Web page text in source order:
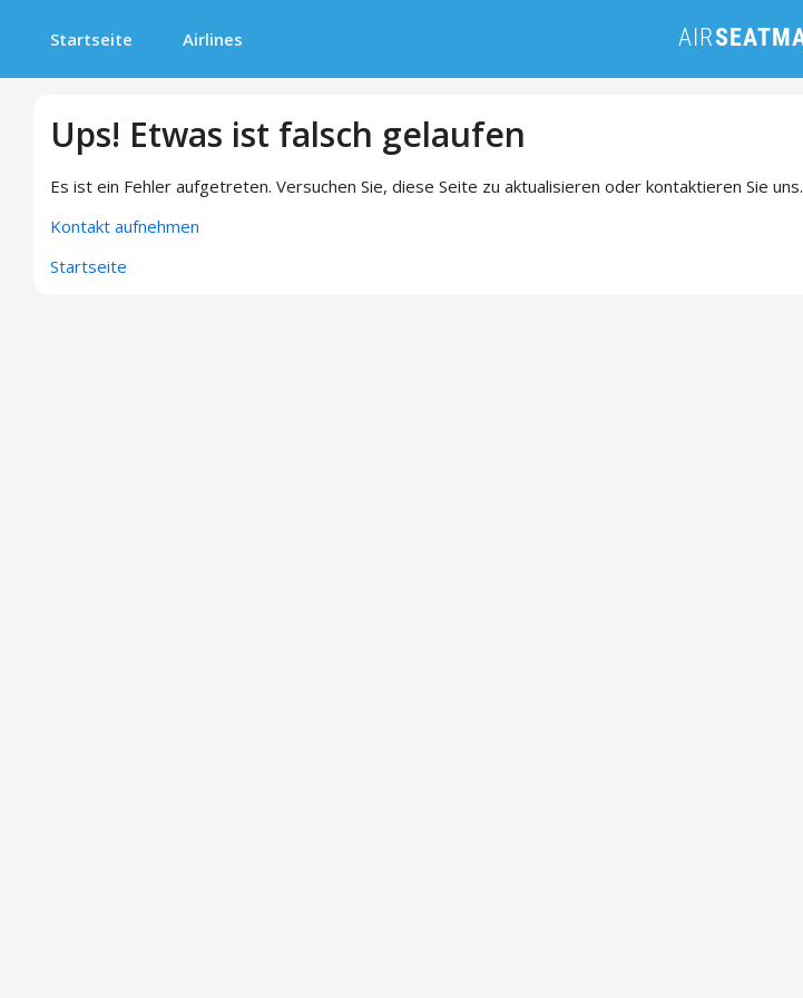
Startseite Airlines
Ups! Etwas ist falsch gelaufen
Es ist ein Fehler aufgetreten. Versuchen Sie, diese Seite zu aktualisieren oder kontaktieren Sie uns.
Kontakt aufnehmen
Startseite